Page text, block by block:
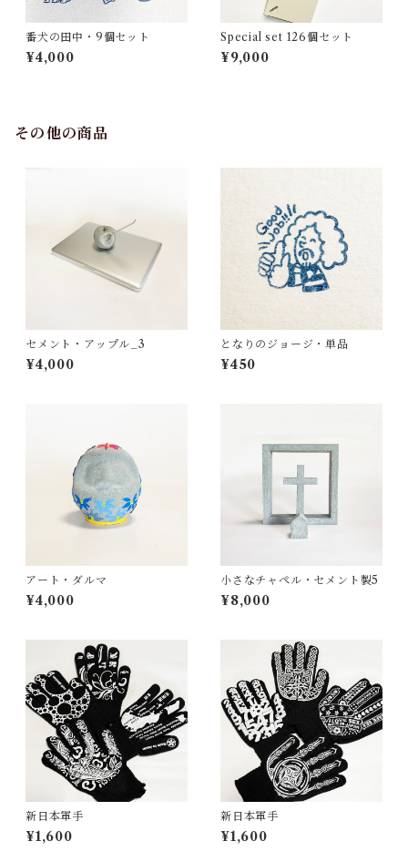
番犬の田中・9個セット
¥4,000
Special set 126個セット
¥9,000
その他の商品
セメント・アップル_3
¥4,000
となりのジョージ・単品
¥450
アート・ダルマ
¥4,000
小さなチャペル・セメント製5
¥8,000
新日本軍手
¥1,600
新日本軍手
¥1,600